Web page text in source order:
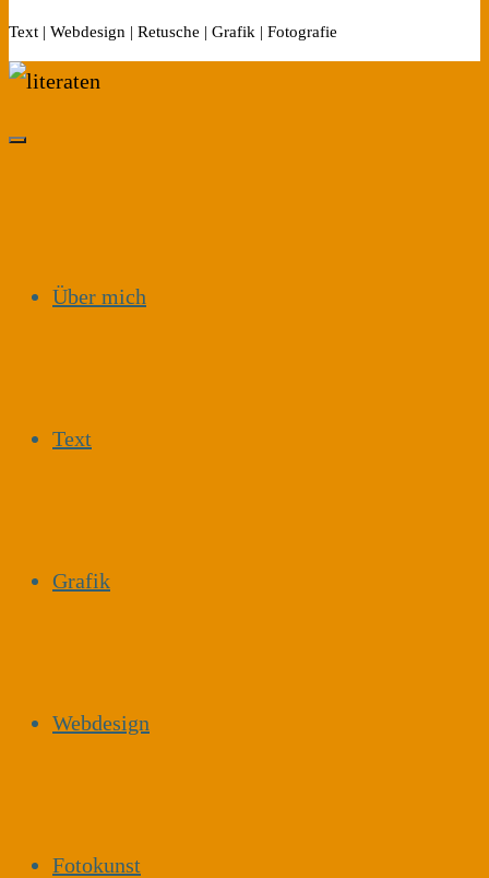
Text | Webdesign | Retusche | Grafik | Fotografie
Über mich
Text
Grafik
Webdesign
Fotokunst